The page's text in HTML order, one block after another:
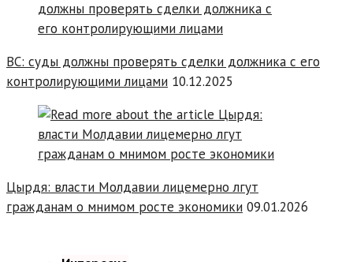
ВС: суды должны проверять сделки должника с его
контролирующими лицами 10.12.2025
Цырдя: власти Молдавии лицемерно лгут
гражданам о мнимом росте экономики 09.01.2026